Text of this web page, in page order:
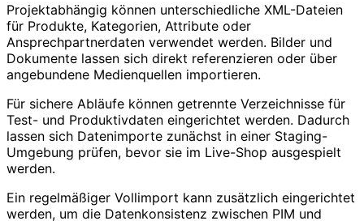
Projektabhängig können unterschiedliche XML-Dateien
für Produkte, Kategorien, Attribute oder
Ansprechpartnerdaten verwendet werden. Bilder und
Dokumente lassen sich direkt referenzieren oder über
angebundene Medienquellen importieren.
Für sichere Abläufe können getrennte Verzeichnisse für
Test- und Produktivdaten eingerichtet werden. Dadurch
lassen sich Datenimporte zunächst in einer Staging-
Umgebung prüfen, bevor sie im Live-Shop ausgespielt
werden.
Ein regelmäßiger Vollimport kann zusätzlich eingerichtet
werden, um die Datenkonsistenz zwischen PIM und